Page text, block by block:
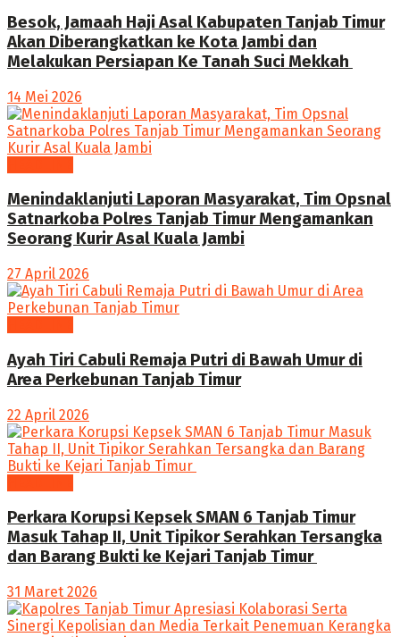
Besok, Jamaah Haji Asal Kabupaten Tanjab Timur
Akan Diberangkatkan ke Kota Jambi dan
Melakukan Persiapan Ke Tanah Suci Mekkah
14 Mei 2026
Menindaklanjuti Laporan Masyarakat, Tim Opsnal
Satnarkoba Polres Tanjab Timur Mengamankan
Seorang Kurir Asal Kuala Jambi
27 April 2026
Ayah Tiri Cabuli Remaja Putri di Bawah Umur di
Area Perkebunan Tanjab Timur
22 April 2026
Perkara Korupsi Kepsek SMAN 6 Tanjab Timur
Masuk Tahap II, Unit Tipikor Serahkan Tersangka
dan Barang Bukti ke Kejari Tanjab Timur
31 Maret 2026